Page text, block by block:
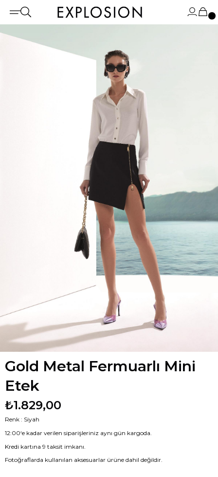
Gold Metal Fermuarlı Mini
Etek
₺1.829,00
Renk : Siyah
12:00‘e kadar verilen siparişleriniz aynı gün kargoda.
Kredi kartına 9 taksit imkanı.
Fotoğraflarda kullanılan aksesuarlar ürüne dahil değildir.